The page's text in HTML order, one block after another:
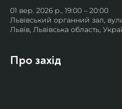
01 вер. 2026 р., 19:00 – 20:00
Львівський органний зал,
Львів, Львівська область,
Про захід